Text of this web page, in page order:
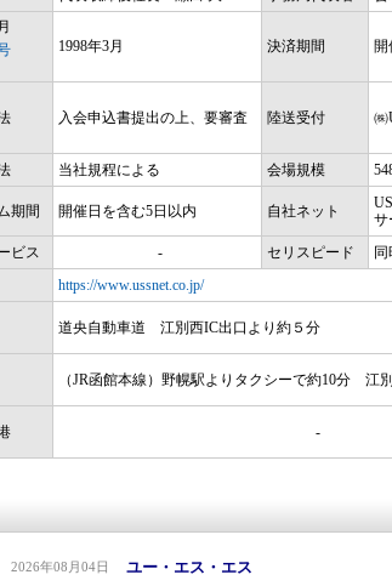
1998年3月 決済期間 開
入会申込書提出の上、要審査 陸送受付 ㈱
当社規程による 会場規模
期間 開催日を含む5日以内 自社ネット
サ
ビス
- セリスピード
https://www.ussnet.co.jp/
道央自動車道 江別西IC出口より約５分
（JR函館本線）野幌駅よりタクシーで約10分 江
-
2026年08月04日 ユー・エス・エス